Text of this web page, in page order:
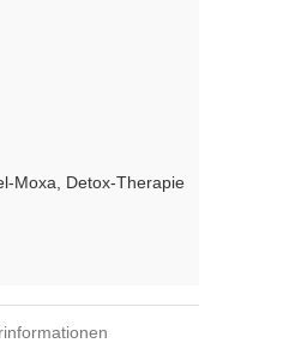
Moxa, Detox-Therapie